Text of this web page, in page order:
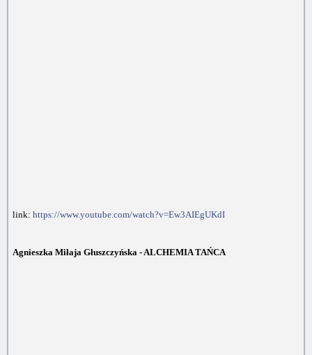
link: https://www.youtube.com/watch?v=Ew3AIEgUKdI
Agnieszka Miłaja Głuszczyńska - ALCHEMIA TAŃCA